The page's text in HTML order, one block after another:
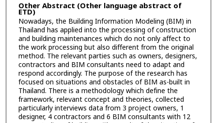
Other Abstract (Other language abstract of
ETD)
Nowadays, the Building Information Modeling (BIM) in
Thailand has applied into the processing of construction
and building maintenances which do not only affect to
the work processing but also different from the original
method. The relevant parties such as owners, designers,
contractors and BIM consultants need to adapt and
respond accordingly. The purpose of the research has
focused on situations and obstacles of BIM as-built in
Thailand. There is a methodology which define the
framework, relevant concept and theories, collected
particularly interviews data from 3 project owners, 1
designer, 4 contractors and 6 BIM consultants with 12